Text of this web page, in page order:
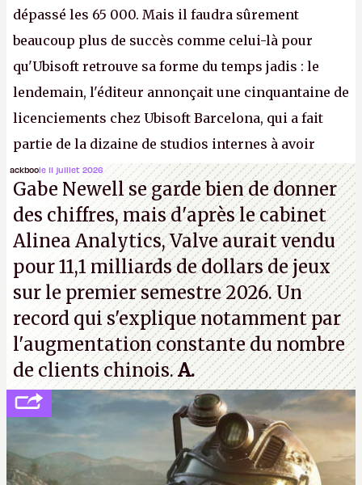
dépassé les 65 000. Mais il faudra sûrement
beaucoup plus de succès comme celui-là pour
qu'Ubisoft retrouve sa forme du temps jadis : le
lendemain, l'éditeur annonçait une cinquantaine de
licenciements chez Ubisoft Barcelona, qui a fait
partie de la dizaine de studios internes à avoir
travaillé sur cetAssassin's Creedsous la direction
d'Ubisoft Singapour.A.
ackboole 11 juillet 2026
Gabe Newell se garde bien de donner
des chiffres, mais d'après le cabinet
Alinea Analytics, Valve aurait vendu
pour 11,1 milliards de dollars de jeux
sur le premier semestre 2026. Un
record qui s'explique notamment par
l'augmentation constante du nombre
de clients chinois.A.